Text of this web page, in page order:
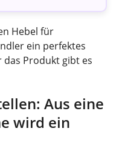
Hebel für
ein perfektes
das Produkt gibt es
Aus eine
wird ein